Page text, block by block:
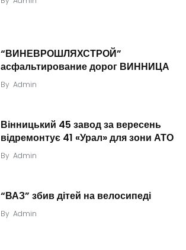
“ВИНЕВРОШЛЯХСТРОЙ”
асфальтирование дорог ВИННИЦА
By Admin
Вінницький 45 завод за вересень
відремонтує 41 «Урал» для зони АТО
By Admin
“ВАЗ” збив дітей на велосипеді
By Admin